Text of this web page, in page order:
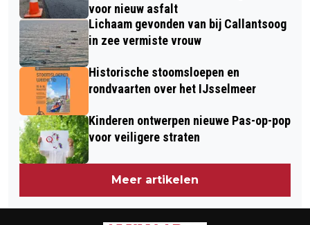
voor nieuw asfalt
Lichaam gevonden van bij Callantsoog
in zee vermiste vrouw
Historische stoomsloepen en
rondvaarten over het IJsselmeer
Kinderen ontwerpen nieuwe Pas-op-pop
voor veiligere straten
Meer artikelen